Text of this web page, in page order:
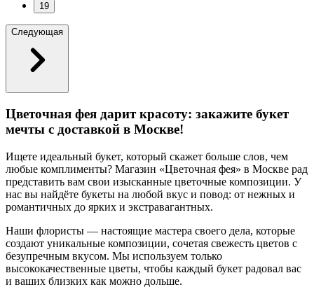
19
Следующая
Цветочная фея дарит красоту: закажите букет
мечты с доставкой в Москве!
Ищете идеальный букет, который скажет больше слов, чем
любые комплименты? Магазин «Цветочная фея» в Москве рад
представить вам свои изысканные цветочные композиции. У
нас вы найдёте букеты на любой вкус и повод: от нежных и
романтичных до ярких и экстравагантных.
Наши флористы — настоящие мастера своего дела, которые
создают уникальные композиции, сочетая свежесть цветов с
безупречным вкусом. Мы используем только
высококачественные цветы, чтобы каждый букет радовал вас
и ваших близких как можно дольше.